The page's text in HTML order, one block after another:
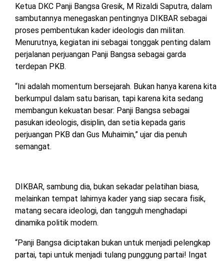
Ketua DKC Panji Bangsa Gresik, M Rizaldi Saputra, dalam
sambutannya menegaskan pentingnya DIKBAR sebagai
proses pembentukan kader ideologis dan militan.
Menurutnya, kegiatan ini sebagai tonggak penting dalam
perjalanan perjuangan Panji Bangsa sebagai garda
terdepan PKB.
“Ini adalah momentum bersejarah. Bukan hanya karena kita
berkumpul dalam satu barisan, tapi karena kita sedang
membangun kekuatan besar: Panji Bangsa sebagai
pasukan ideologis, disiplin, dan setia kepada garis
perjuangan PKB dan Gus Muhaimin,” ujar dia penuh
semangat.
DIKBAR, sambung dia, bukan sekadar pelatihan biasa,
melainkan tempat lahirnya kader yang siap secara fisik,
matang secara ideologi, dan tangguh menghadapi
dinamika politik modern.
“Panji Bangsa diciptakan bukan untuk menjadi pelengkap
partai, tapi untuk menjadi tulang punggung partai! Ingat